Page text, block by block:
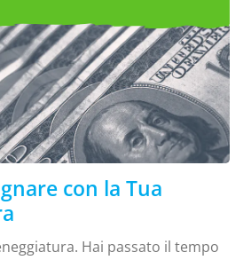
il costo medio di un
si aggirava intorno ai
hai intenzione di riprendere il
tuo film e per caso hai degli
che non cercano un
un buon affare! È ...
con la Tua
Hai passato il tempo